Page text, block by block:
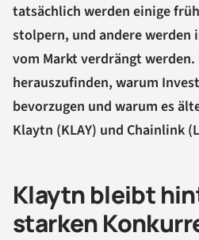
tatsächlich werden einige
stolpern, und andere werden
vom Markt verdrängt werden.
herauszufinden, warum
bevorzugen und warum es
Klaytn (KLAY) und Chainlink
Klaytn bleibt
starken